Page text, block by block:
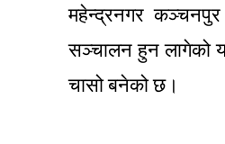
महेन्द्रनगर कञ्चनपुर
सञ्चालन हुन लागेको
चासो बनेको छ।